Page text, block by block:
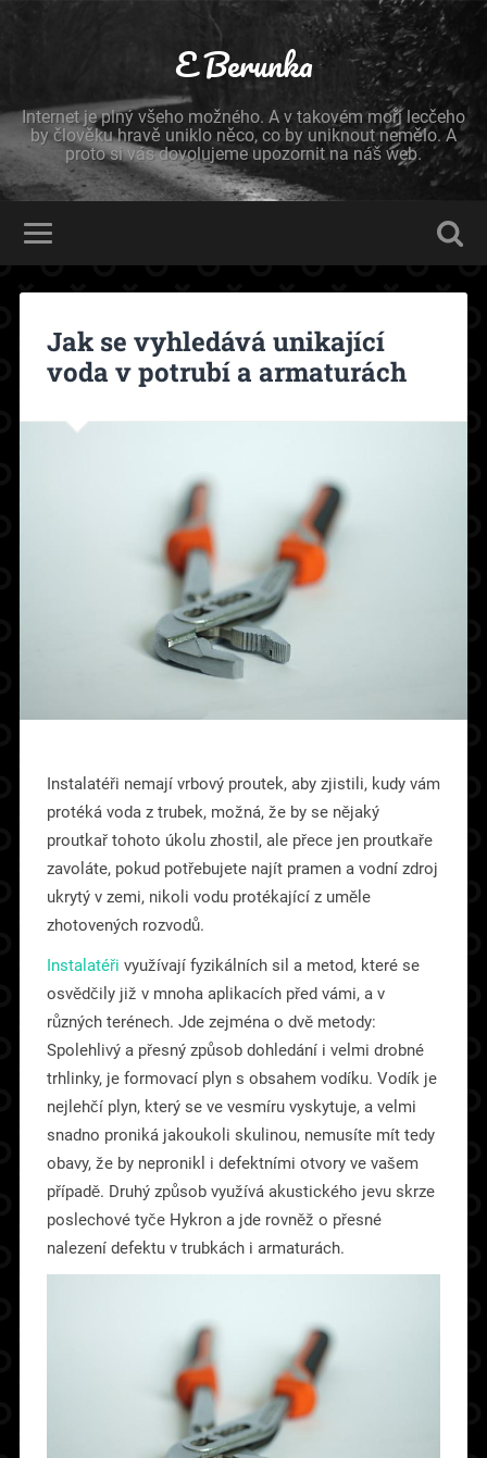
E Berunka
Internet je plný všeho možného. A v takovém moři lecčeho
by člověku hravě uniklo něco, co by uniknout nemělo. A
proto si vás dovolujeme upozornit na náš web.
Jak se vyhledává unikající
voda v potrubí a armaturách
Instalatéři nemají vrbový proutek, aby zjistili, kudy vám
protéká voda z trubek, možná, že by se nějaký
proutkař tohoto úkolu zhostil, ale přece jen proutkaře
zavoláte, pokud potřebujete najít pramen a vodní zdroj
ukrytý v zemi, nikoli vodu protékající z uměle
zhotovených rozvodů.
Instalatéři využívají fyzikálních sil a metod, které se
osvědčily již v mnoha aplikacích před vámi, a v
různých terénech. Jde zejména o dvě metody:
Spolehlivý a přesný způsob dohledání i velmi drobné
trhlinky, je formovací plyn s obsahem vodíku. Vodík je
nejlehčí plyn, který se ve vesmíru vyskytuje, a velmi
snadno proniká jakoukoli skulinou, nemusíte mít tedy
obavy, že by nepronikl i defektními otvory ve vašem
případě. Druhý způsob využívá akustického jevu skrze
poslechové tyče Hykron a jde rovněž o přesné
nalezení defektu v trubkách i armaturách.